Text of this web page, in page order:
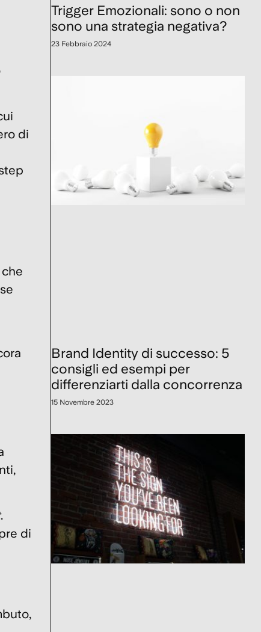
di
.
di
,
Trigger Emozionali: sono o non
sono una strategia negativa?
23 Febbraio 2024
Brand Identity di successo: 5
consigli ed esempi per
differenziarti dalla concorrenza
15 Novembre 2023